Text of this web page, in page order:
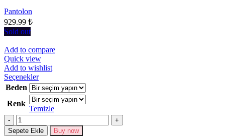
Pantolon
929.99 ₺
Sold out
Add to compare
Quick view
Add to wishlist
SeçeneklerBu
ürünün
birden
fazla
varyasyonu
Seçenekler
Beden
Renk
Temizle
Miktar
Sepete Ekle Buy now